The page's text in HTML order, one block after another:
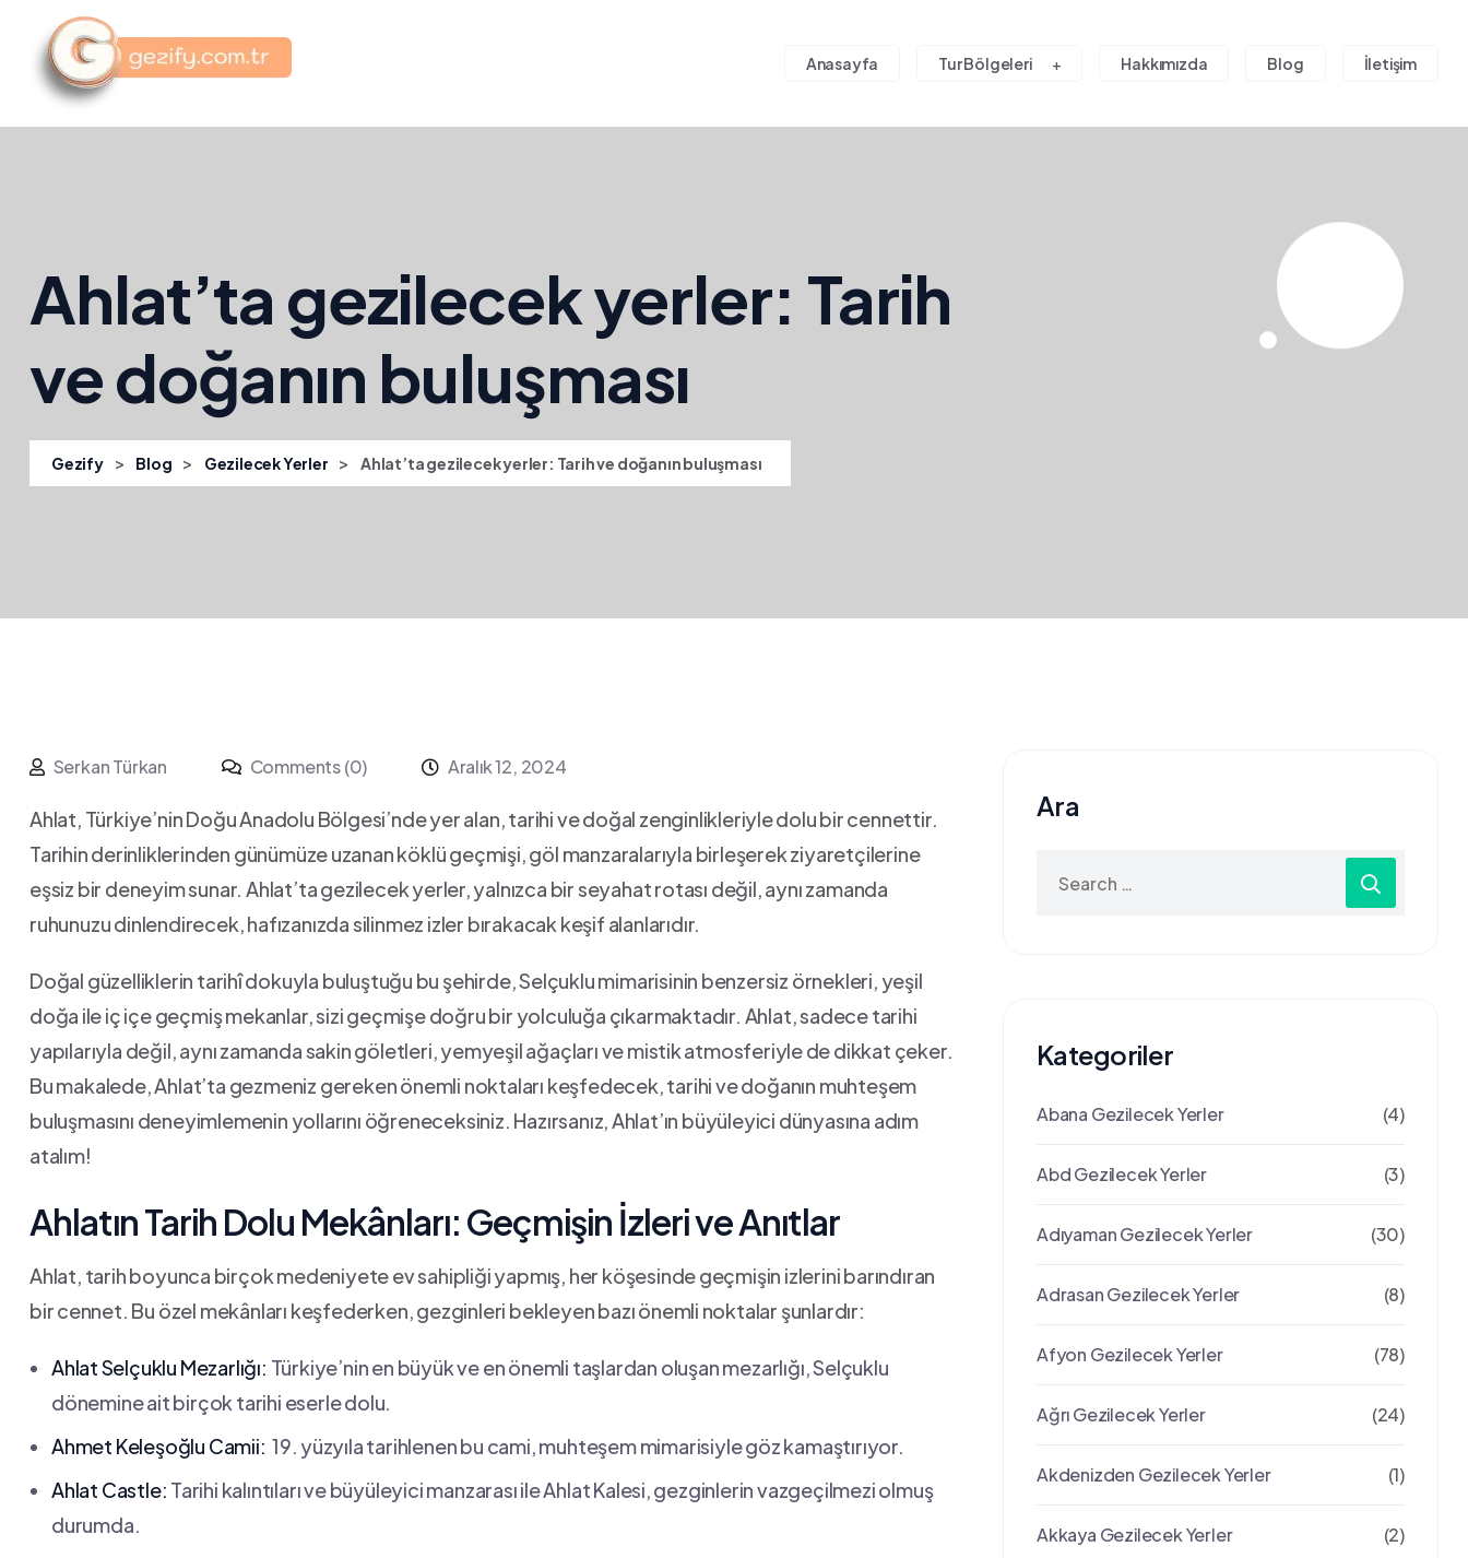
Anasayfa Tur Bölgeleri Hakkımızda Blog İletişim
Ahlat’ta gezilecek yerler: Tarih
ve doğanın buluşması
Gezify > Blog > Gezilecek Yerler > Ahlat’ta gezilecek yerler: Tarih ve doğanın buluşması
Serkan Türkan Comments (0) Aralık 12, 2024
Ahlat, Türkiye’nin Doğu Anadolu Bölgesi’nde ‌yer alan, tarihi ve doğal zenginlikleriyle⁣ dolu⁢ bir cennettir.
Tarihin⁤ derinliklerinden günümüze ⁣uzanan köklü geçmişi, göl manzaralarıyla​ birleşerek ziyaretçilerine
eşsiz bir deneyim sunar. Ahlat’ta gezilecek yerler, ⁤yalnızca bir seyahat rotası değil, aynı zamanda
ruhunuzu dinlendirecek, hafızanızda​ silinmez izler ‌bırakacak keşif‌ alanlarıdır.
Doğal güzelliklerin‍ tarihî⁢ dokuyla buluştuğu⁤ bu şehirde, ​Selçuklu ​mimarisinin ⁣benzersiz örnekleri, ​yeşil
doğa⁣ ile iç içe geçmiş mekanlar,​ sizi geçmişe doğru bir yolculuğa çıkarmaktadır. Ahlat, sadece tarihi
yapılarıyla ‌değil, aynı zamanda sakin göletleri, yemyeşil ağaçları ve mistik⁣ atmosferiyle ⁣de dikkat çeker.
Bu ‍makalede, Ahlat’ta gezmeniz gereken önemli noktaları‍ keşfedecek, tarihi ve ​doğanın muhteşem
buluşmasını deneyimlemenin yollarını​ öğreneceksiniz. Hazırsanız, ⁤Ahlat’ın büyüleyici dünyasına adım
atalım!
Ahlatın Tarih Dolu Mekânları: ⁣Geçmişin İzleri ve Anıtlar
Ahlat, tarih boyunca ⁣birçok medeniyete ev sahipliği ‌yapmış, her köşesinde⁢ geçmişin izlerini barındıran⁤
bir ⁤cennet. ‌Bu özel mekânları keşfederken, gezginleri‍ bekleyen ‌bazı önemli⁤ noktalar şunlardır:
Ahlat⁣ Selçuklu Mezarlığı: ‍Türkiye’nin en büyük ve en önemli taşlardan oluşan mezarlığı, Selçuklu
dönemine ait birçok‍ tarihi eserle​ dolu.
Ahmet Keleşoğlu‌ Camii: ⁤ 19. ⁢yüzyıla tarihlenen bu cami, muhteşem‍ mimarisiyle göz kamaştırıyor.
Ahlat​ Castle: ⁢Tarihi kalıntıları ve büyüleyici manzarası ile ⁢Ahlat‌ Kalesi,⁢ gezginlerin ‍vazgeçilmezi olmuş
durumda.
Ara
for:
Kategoriler
Abana Gezilecek Yerler (4)
Abd Gezilecek Yerler (3)
Adıyaman Gezilecek Yerler (30)
Adrasan Gezilecek Yerler (8)
Afyon Gezilecek Yerler (78)
Ağrı Gezilecek Yerler (24)
Akdenizden Gezilecek Yerler (1)
Akkaya Gezilecek Yerler (2)